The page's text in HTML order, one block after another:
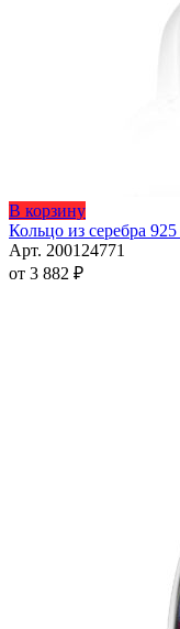
В корзинуЭтот
товар
имеет
Кольцо из серебра
Арт. 200124771
от 3 882 ₽